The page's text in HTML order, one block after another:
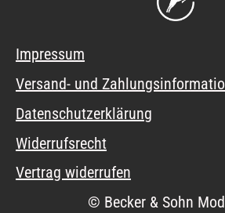
Impressum
Versand- und
Datenschutzerklärung
Widerrufsrecht
Vertrag widerrufen
© Becker & Sohn